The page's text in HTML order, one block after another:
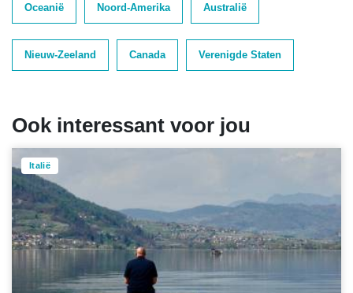
Oceanië Noord-Amerika Australië
Nieuw-Zeeland Canada Verenigde Staten
Ook interessant voor jou
Italië